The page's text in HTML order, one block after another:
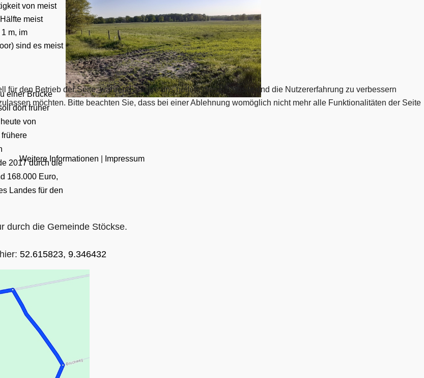
von meist
meist
m, im
sind es meist
einer Brücke
dort früher
von
2017 durch die
168.000 Euro,
Landes für den
durch die Gemeinde Stöckse.
52.615823, 9.346432
den Betrieb der Seite, während andere uns helfen, diese Website und die Nutzererfahrung zu verbessern
möchten. Bitte beachten Sie, dass bei einer Ablehnung womöglich nicht mehr alle Funktionalitäten der Seite
Weitere Informationen
Impressum